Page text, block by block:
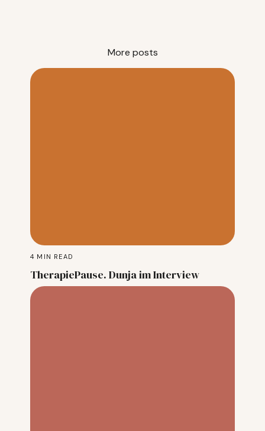
More posts
4 MIN READ
TherapiePause. Dunja im Interview